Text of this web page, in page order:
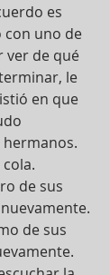
es
con uno de
ver de qué
le
en que
de sus
de sus